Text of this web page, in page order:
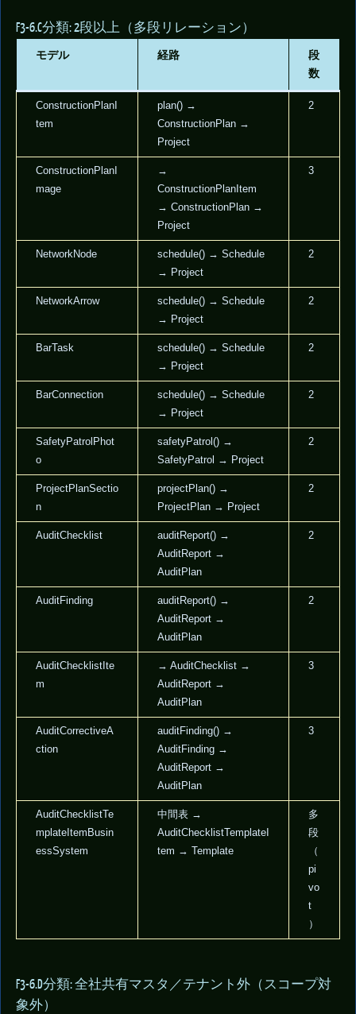
F3-6.C分類: 2段以上（多段リレーション）
モデル 経路
段
数
ConstructionPlanI
tem
plan() →
ConstructionPlan →
Project
2
ConstructionPlanI
mage
→
ConstructionPlanItem
→ ConstructionPlan →
Project
3
NetworkNode
schedule() → Schedule
→ Project
2
NetworkArrow
schedule() → Schedule
→ Project
2
BarTask
schedule() → Schedule
→ Project
2
BarConnection
schedule() → Schedule
→ Project
2
SafetyPatrolPhot
o
safetyPatrol() →
SafetyPatrol → Project
2
ProjectPlanSectio
n
projectPlan() →
ProjectPlan → Project
2
AuditChecklist
auditReport() →
AuditReport →
AuditPlan
2
AuditFinding
auditReport() →
AuditReport →
AuditPlan
2
AuditChecklistIte
m
→ AuditChecklist →
AuditReport →
AuditPlan
3
AuditCorrectiveA
ction
auditFinding() →
AuditFinding →
AuditReport →
AuditPlan
3
AuditChecklistTe
mplateItemBusin
essSystem
中間表 →
AuditChecklistTemplateI
tem → Template
多
段
（
pi
vo
t
）
F3-6.D分類: 全社共有マスタ／テナント外（スコープ対
象外）